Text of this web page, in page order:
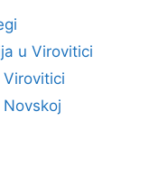
u Virovitici